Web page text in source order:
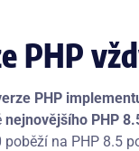
PHP
PHP
nejnovějšího PHP
na PHP 8.5